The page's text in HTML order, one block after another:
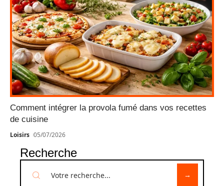
Comment intégrer la provola fumé dans vos recettes
de cuisine
Loisirs 05/07/2026
Recherche